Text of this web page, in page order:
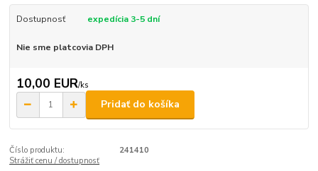
Dostupnosť expedícia 3-5 dní
Nie sme platcovia DPH
10,00 EUR/ks
Pridať do košíka
Číslo produktu:
241410
Strážiť cenu / dostupnosť